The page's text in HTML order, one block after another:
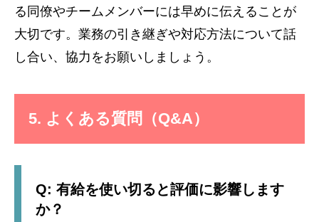
る同僚やチームメンバーには早めに伝えることが
大切です。業務の引き継ぎや対応方法について話
し合い、協力をお願いしましょう。
5. よくある質問（Q&A）
Q: 有給を使い切ると評価に影響します
か？